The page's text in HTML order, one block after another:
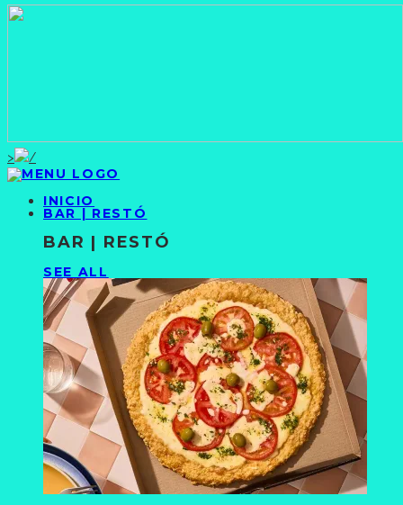
>
INICIO
BAR | RESTÓ
BAR | RESTÓ
SEE ALL